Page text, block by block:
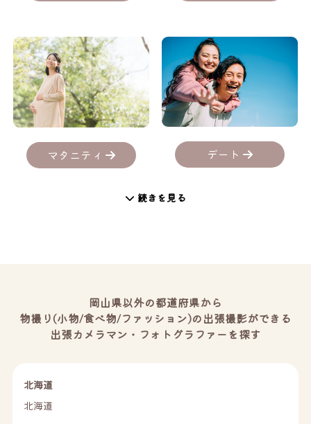
マタニティ デート
続きを見る
岡山県以外の都道府県から
物撮り(小物/食べ物/ファッション)の出張撮影ができる
出張カメラマン・フォトグラファーを探す
北海道
北海道